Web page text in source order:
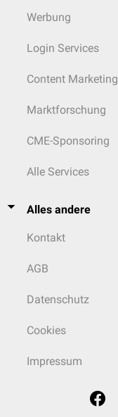
Werbung
Login Services
Content Marketing
Marktforschung
CME-Sponsoring
Alle Services
Alles andere
Kontakt
AGB
Datenschutz
Cookies
Impressum